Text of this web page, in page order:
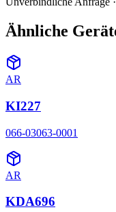
Ähnliche
AR
KI227
066-03063-0001
AR
KDA696